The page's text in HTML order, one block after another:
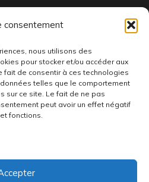
consentement
nous utilisons des
pour stocker et/ou accéder aux
fait de consentir à ces technologies
telles que le comportement
sur ce site. Le fait de ne pas
peut avoir un effet négatif
fonctions.
dont des vinyles rares et exclusifs.
& Condition•Mentions légales